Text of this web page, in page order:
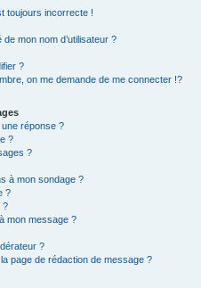
toujours incorrecte !
mon nom d’utilisateur ?
?
on me demande de me connecter !?
réponse ?
?
?
à mon sondage ?
?
?
mon message ?
?
page de rédaction de message ?